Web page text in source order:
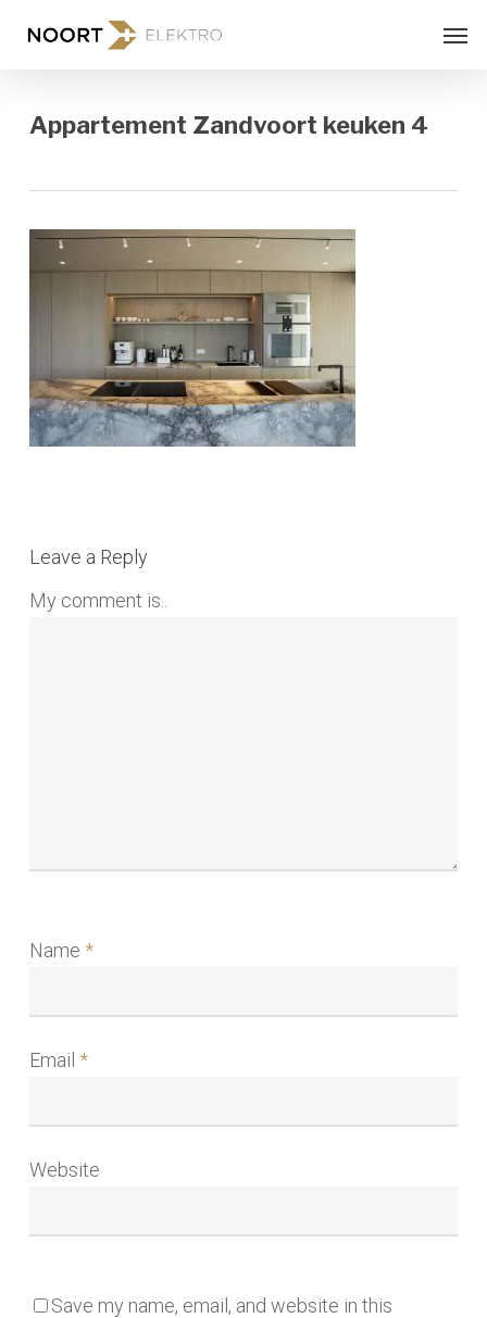
contentAppartement Zandvoort keuken 4
Leave a Reply
My comment is..
Name *
Email *
Website
Save my name, email, and website in this